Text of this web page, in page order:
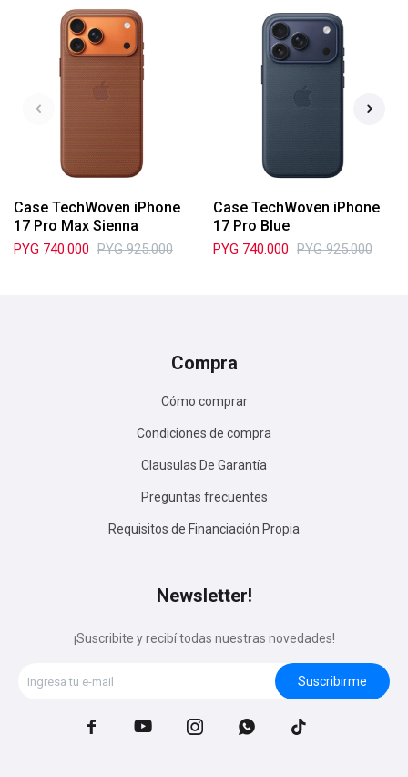
Case TechWoven iPhone
17 Pro Max Sienna
PYG 740.000 PYG 925.000
Case TechWoven iPhone
17 Pro Blue
PYG 740.000 PYG 925.000
Compra
Cómo comprar
Condiciones de compra
Clausulas De Garantía
Preguntas frecuentes
Requisitos de Financiación Propia
Newsletter!
¡Suscribite y recibí todas nuestras novedades!
Suscribirme
    